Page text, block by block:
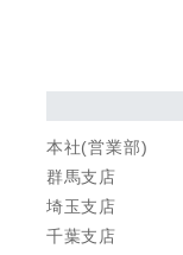
本社(営業部)
群馬支店
埼玉支店
千葉支店